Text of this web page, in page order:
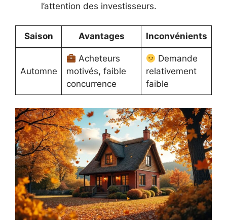
l’attention des investisseurs.
Saison Avantages Inconvénients
Automne
Acheteurs
motivés, faible
concurrence
Demande
relativement
faible